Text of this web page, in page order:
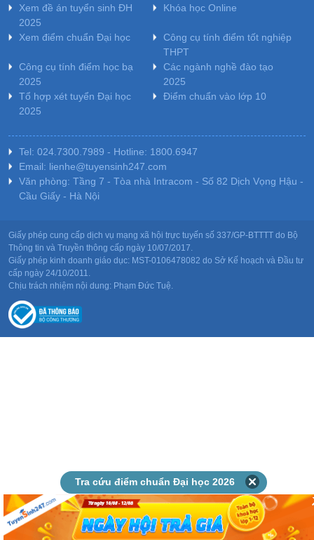
Xem đề án tuyển sinh ĐH
2025
Khóa học Online
Xem điểm chuẩn Đại học
Công cụ tính điểm tốt nghiệp
THPT
Công cụ tính điểm học bạ
2025
Các ngành nghề đào tạo
2025
Tổ hợp xét tuyển Đại học
2025
Điểm chuẩn vào lớp 10
Tel: 024.7300.7989 - Hotline: 1800.6947
Email: lienhe@tuyensinh247.com
Văn phòng: Tầng 7 - Tòa nhà Intracom - Số 82 Dịch Vọng Hậu -
Cầu Giấy - Hà Nội
Giấy phép cung cấp dịch vụ mạng xã hội trực tuyến số 337/GP-BTTTT do Bộ
Thông tin và Truyền thông cấp ngày 10/07/2017.
Giấy phép kinh doanh giáo dục: MST-0106478082 do Sở Kế hoạch và Đầu tư
cấp ngày 24/10/2011.
Chịu trách nhiệm nội dung: Phạm Đức Tuệ.
Tra cứu điểm chuẩn Đại học 2026